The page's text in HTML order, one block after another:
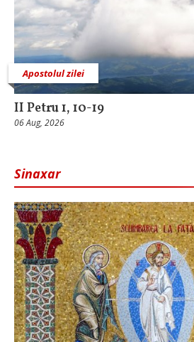
Apostolul zilei
II Petru 1, 10-19
06 Aug, 2026
Sinaxar